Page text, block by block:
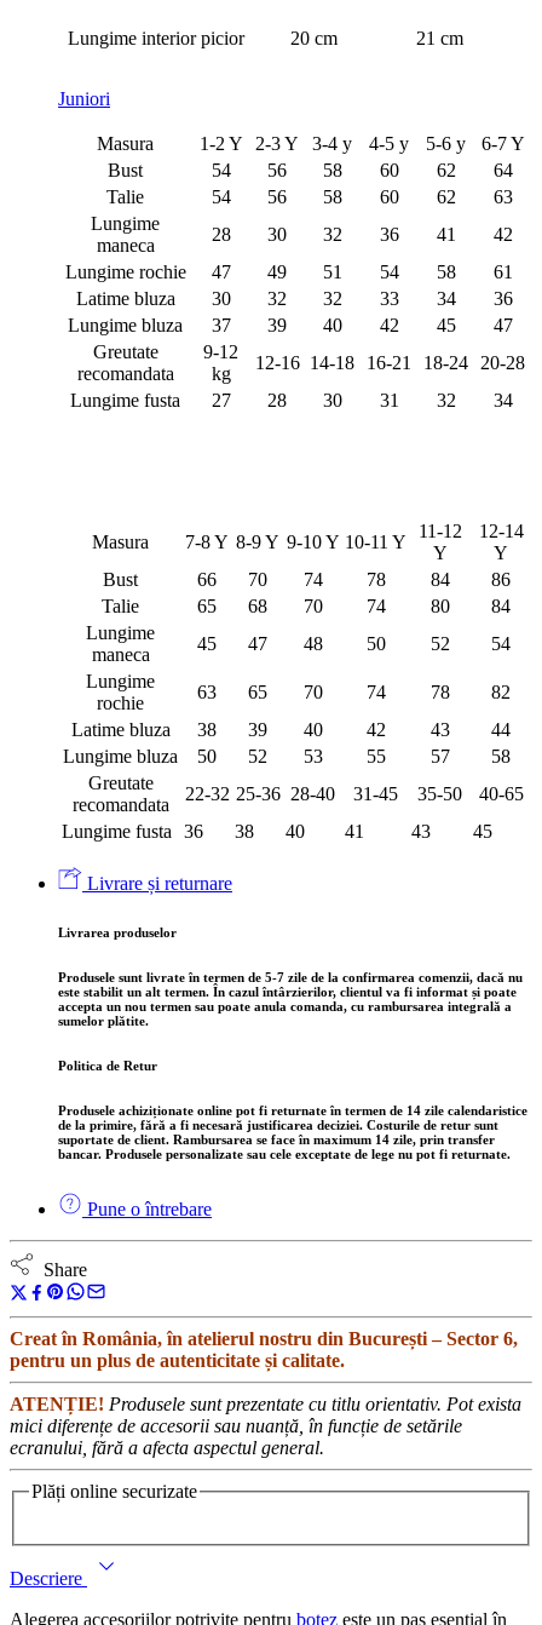
Lungime interior picior 20 cm 21 cm
Juniori
Masura 1-2 Y 2-3 Y 3-4 y 4-5 y 5-6 y
6-7 Y
Bust
54 56 58 60 62
64
Talie
54 56 58 60 62
63
Lungime
maneca
28 30 32 36 41
42
Lungime rochie
47 49 51 54 58
61
Latime bluza
30 32 32 33 34
36
Lungime bluza
37 39 40 42 45
47
Greutate
recomandata
9-12
kg
12-16 14-18 16-21 18-24
20-28
Lungime fusta
27 28 30 31 32 34
Masura 7-8 Y 8-9 Y 9-10 Y 10-11 Y
11-12
Y
12-14
Y
Bust
66 70 74 78 84
86
Talie
65 68 70 74 80
84
Lungime
maneca
45 47 48 50 52
54
Lungime
rochie
63 65 70 74 78
82
Latime bluza
38 39 40 42 43
44
Lungime bluza
50 52 53 55 57
58
Greutate
recomandata
22-32 25-36 28-40 31-45 35-50
40-65
Lungime fusta
36 38 40 41 43 45
Livrare și returnare
Livrarea produselor
Produsele sunt livrate în termen de 5-7 zile de la confirmarea comenzii, dacă nu
este stabilit un alt termen. În cazul întârzierilor, clientul va fi informat și poate
accepta un nou termen sau poate anula comanda, cu rambursarea integrală a
sumelor plătite.
Politica de Retur
Produsele achiziționate online pot fi returnate în termen de 14 zile calendaristice
de la primire, fără a fi necesară justificarea deciziei. Costurile de retur sunt
suportate de client. Rambursarea se face în maximum 14 zile, prin transfer
bancar. Produsele personalizate sau cele exceptate de lege nu pot fi returnate.
Pune o întrebare
Share
Creat în România, în atelierul nostru din București – Sector 6,
pentru un plus de autenticitate și calitate.
ATENȚIE! Produsele sunt prezentate cu titlu orientativ. Pot exista
mici diferențe de accesorii sau nuanță, în funcție de setările
ecranului, fără a afecta aspectul general.
Plăți online securizate
Descriere
Alegerea accesoriilor potrivite pentru botez este un pas esențial în